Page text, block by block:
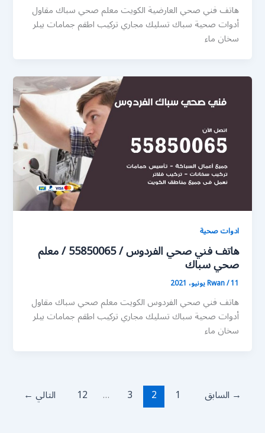
هاتف فني صحي العارضية الكويت معلم صحي سباك مقاول
أدوات صحية سباك تسليك مجاري تركيب اطقم جمامات بيلر
سخان ماء
ادوات صحية
هاتف فني صحي الفردوس / 55850065 / معلم
صحي سباك
Rwan/11 يونيو، 2021
هاتف فني صحي الفردوس الكويت معلم صحي سباك مقاول
أدوات صحية سباك تسليك مجاري تركيب اطقم جمامات بيلر
سخان ماء
→ السابق 1
2
3
…
12 التالي ←